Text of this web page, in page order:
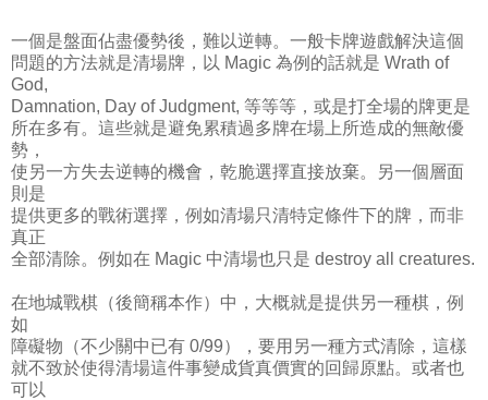
一個是盤面佔盡優勢後，難以逆轉。一般卡牌遊戲解決這個
問題的方法就是清場牌，以 Magic 為例的話就是 Wrath of
God,
Damnation, Day of Judgment, 等等等，或是打全場的牌更是
所在多有。這些就是避免累積過多牌在場上所造成的無敵優
勢，
使另一方失去逆轉的機會，乾脆選擇直接放棄。另一個層面
則是
提供更多的戰術選擇，例如清場只清特定條件下的牌，而非
真正
全部清除。例如在 Magic 中清場也只是 destroy all creatures.
在地城戰棋（後簡稱本作）中，大概就是提供另一種棋，例
如
障礙物（不少關中已有 0/99），要用另一種方式清除，這樣
就不致於使得清場這件事變成貨真價實的回歸原點。或者也
可以